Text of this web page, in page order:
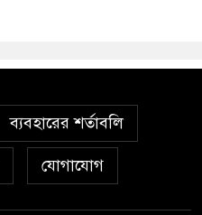
ব্যবহারের শর্তাবলি
যোগাযোগ